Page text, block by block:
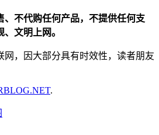
、不代购任何产品，不提供任何支
文明上网。
网，因大部分具有时效性，读者朋友
.